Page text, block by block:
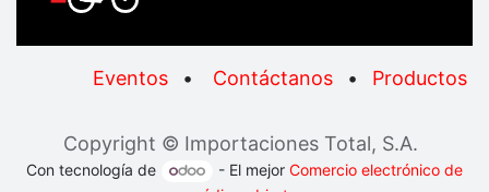
Eventos • Contáctanos • Productos
Copyright © Importaciones Total, S.A.
Con tecnología de - El mejor Comercio electrónico de